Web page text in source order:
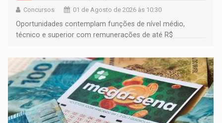
Concursos 01 de Agosto de 2026 às 10:30
Oportunidades contemplam funções de nível médio,
técnico e superior com remunerações de até R$